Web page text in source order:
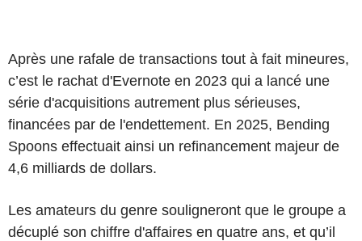
Après une rafale de transactions tout à fait mineures,
c’est le rachat d'Evernote en 2023 qui a lancé une
série d'acquisitions autrement plus sérieuses,
financées par de l'endettement. En 2025, Bending
Spoons effectuait ainsi un refinancement majeur de
4,6 milliards de dollars.
Les amateurs du genre souligneront que le groupe a
décuplé son chiffre d'affaires en quatre ans, et qu’il